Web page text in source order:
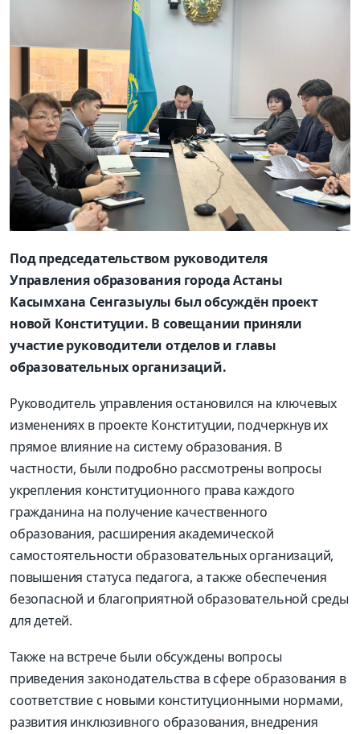
Под председательством руководителя
Управления образования города Астаны
Касымхана Сенгазыулы был обсуждён проект
новой Конституции. В совещании приняли
участие руководители отделов и главы
образовательных организаций.
Руководитель управления остановился на ключевых
изменениях в проекте Конституции, подчеркнув их
прямое влияние на систему образования. В
частности, были подробно рассмотрены вопросы
укрепления конституционного права каждого
гражданина на получение качественного
образования, расширения академической
самостоятельности образовательных организаций,
повышения статуса педагога, а также обеспечения
безопасной и благоприятной образовательной среды
для детей.
Также на встрече были обсуждены вопросы
приведения законодательства в сфере образования в
соответствие с новыми конституционными нормами,
развития инклюзивного образования, внедрения